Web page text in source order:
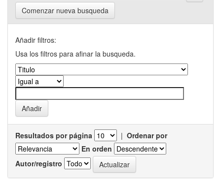
Comenzar nueva busqueda
Añadir filtros:
Usa los filtros para afinar la busqueda.
Resultados por página | Ordenar por
En orden
Autor/registro